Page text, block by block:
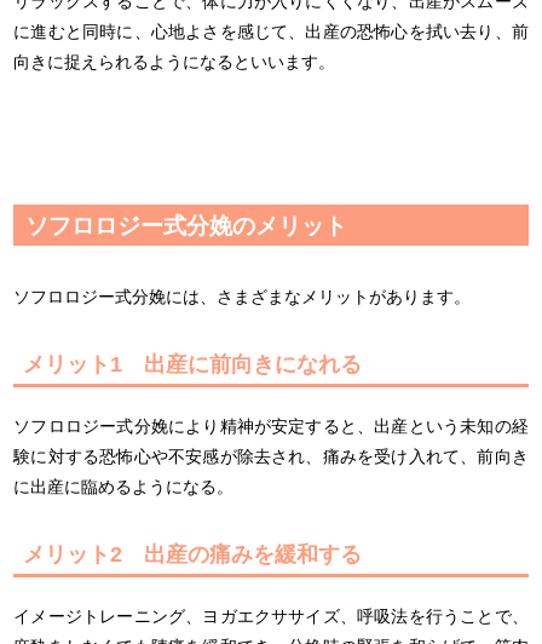
に進むと同時に、心地よさを感じて、出産の恐怖心を拭い去り、前
向きに捉えられるようになるといいます。
ソフロロジー式分娩のメリット
ソフロロジー式分娩には、さまざまなメリットがあります。
メリット1 出産に前向きになれる
ソフロロジー式分娩により精神が安定すると、出産という未知の経
験に対する恐怖心や不安感が除去され、痛みを受け入れて、前向き
に出産に臨めるようになる。
メリット2 出産の痛みを緩和する
イメージトレーニング、ヨガエクササイズ、呼吸法を行うことで、